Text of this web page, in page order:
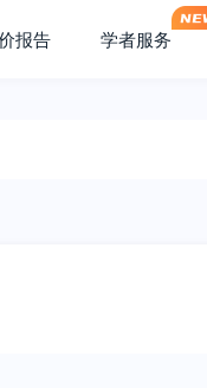
报告 学者服务